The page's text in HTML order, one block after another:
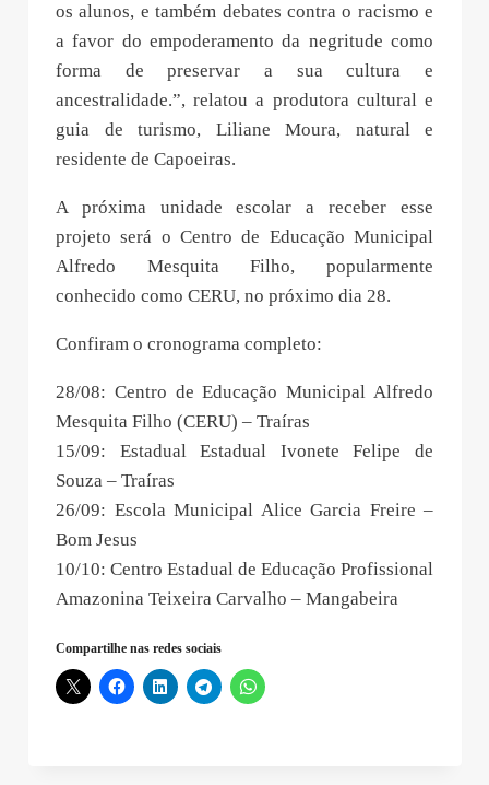
os alunos, e também debates contra o racismo e
a favor do empoderamento da negritude como
forma de preservar a sua cultura e
ancestralidade.”, relatou a produtora cultural e
guia de turismo, Liliane Moura, natural e
residente de Capoeiras.
A próxima unidade escolar a receber esse
projeto será o Centro de Educação Municipal
Alfredo Mesquita Filho, popularmente
conhecido como CERU, no próximo dia 28.
Confiram o cronograma completo:
28/08: Centro de Educação Municipal Alfredo
Mesquita Filho (CERU) – Traíras
15/09: Estadual Estadual Ivonete Felipe de
Souza – Traíras
26/09: Escola Municipal Alice Garcia Freire –
Bom Jesus
10/10: Centro Estadual de Educação Profissional
Amazonina Teixeira Carvalho – Mangabeira
Compartilhe nas redes sociais